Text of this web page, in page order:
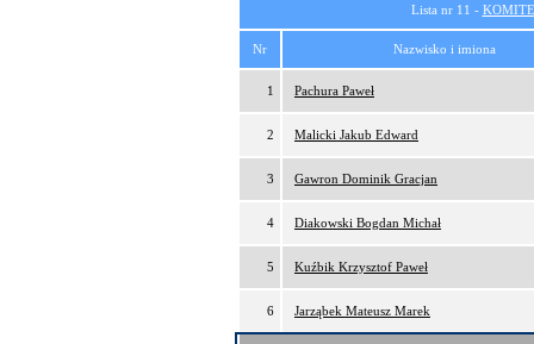
Lista nr 11 -
Nr Nazwisko i imiona
1 Pachura Paweł
2 Malicki Jakub Edward
3 Gawron Dominik Gracjan
4 Diakowski Bogdan Michał
5 Kuźbik Krzysztof Paweł
6 Jarząbek Mateusz Marek